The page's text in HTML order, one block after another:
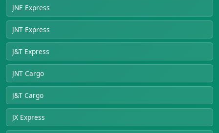
JNE Express
JNT Express
J&T Express
JNT Cargo
J&T Cargo
JX Express